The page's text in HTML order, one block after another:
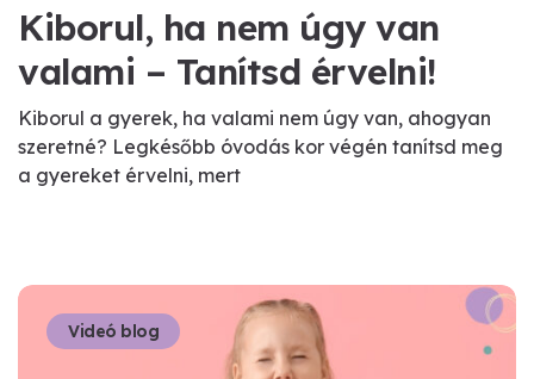
Kiborul, ha nem úgy van
valami – Tanítsd érvelni!
Kiborul a gyerek, ha valami nem úgy van, ahogyan
szeretné? Legkésőbb óvodás kor végén tanítsd meg
a gyereket érvelni, mert
Videó blog